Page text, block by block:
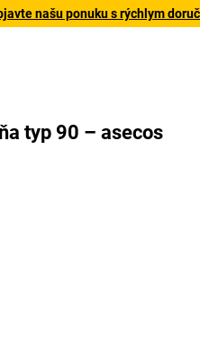
našu ponuku s rýchlym
typ 90 – asecos